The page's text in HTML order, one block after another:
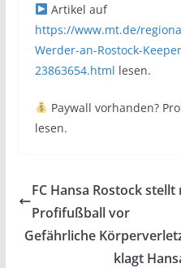
Artikel auf
https://www.mt.de/
Werder-an-Rostock-
23863654.html lesen.
Paywall vorhanden?
lesen.
FC Hansa Rostock
Profifußball vor
Gefährliche
klagt